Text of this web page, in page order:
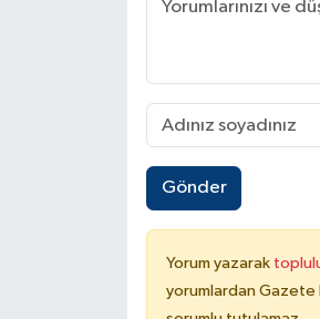
Gönder
Yorum yazarak
yorumlardan Gazete